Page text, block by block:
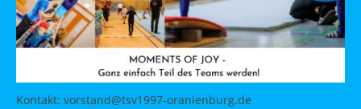
Kontakt: vorstand@tsv1997-oranienburg.de